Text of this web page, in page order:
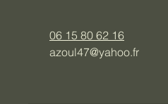
06 15 80 62 16
azoul47@yahoo.fr